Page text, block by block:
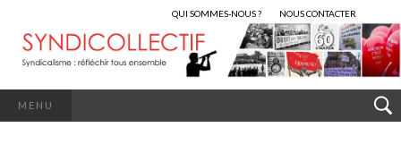
QUI SOMMES-NOUS ? NOUS CONTACTER
MENU